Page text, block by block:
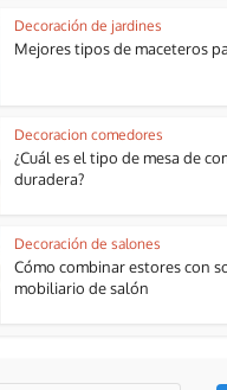
Decoración de jardines
Mejores tipos de maceteros
Decoracion comedores
¿Cuál es el tipo de mesa de
duradera?
Decoración de salones
Cómo combinar estores con
mobiliario de salón